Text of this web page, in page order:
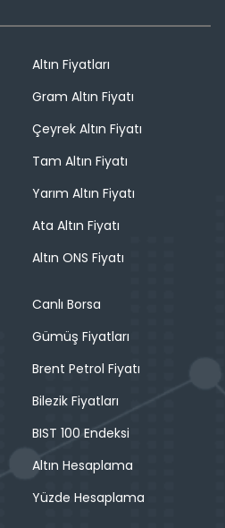
Altın Fiyatları
Gram Altın Fiyatı
Çeyrek Altın Fiyatı
Tam Altın Fiyatı
Yarım Altın Fiyatı
Ata Altın Fiyatı
Altın ONS Fiyatı
Canlı Borsa
Gümüş Fiyatları
Brent Petrol Fiyatı
Bilezik Fiyatları
BIST 100 Endeksi
Altın Hesaplama
Yüzde Hesaplama